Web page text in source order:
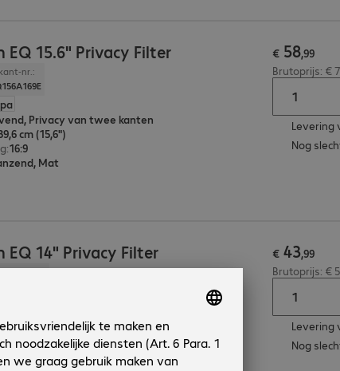
EQ 15.6" Privacy Filter
nr.:
Privacy van twee kanten
cm (15,6")
:16:9
Mat
€ 58,99
Brutoprijs: €
Levering
Nog
EQ 14" Privacy Filter
nr.:
Privacy van twee kanten
cm (14,0")
:16:10
Mat
€ 43,99
Brutoprijs: €
Levering
Nog